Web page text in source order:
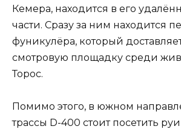
Кемера, находится в его
части. Сразу за ним находится
фуникулёра, который
смотровую площадку среди
Торос.
Помимо этого, в южном
трассы D-400 стоит посетить